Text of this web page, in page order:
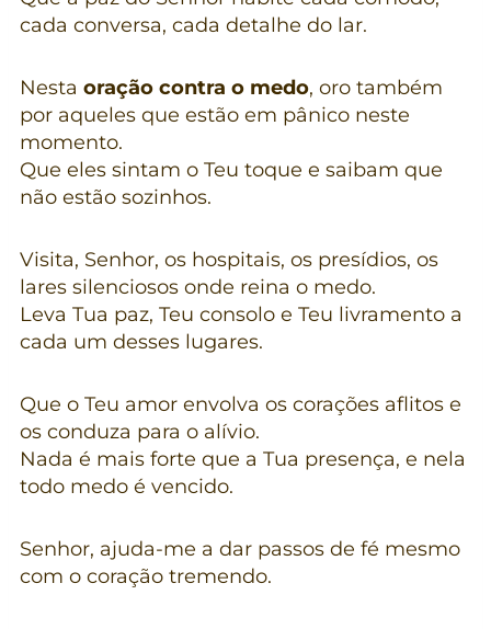
cada conversa, cada detalhe do lar.
Nesta oração contra o medo, oro também
por aqueles que estão em pânico neste
momento.
Que eles sintam o Teu toque e saibam que
não estão sozinhos.
Visita, Senhor, os hospitais, os presídios, os
lares silenciosos onde reina o medo.
Leva Tua paz, Teu consolo e Teu livramento a
cada um desses lugares.
Que o Teu amor envolva os corações aflitos e
os conduza para o alívio.
Nada é mais forte que a Tua presença, e nela
todo medo é vencido.
Senhor, ajuda-me a dar passos de fé mesmo
com o coração tremendo.